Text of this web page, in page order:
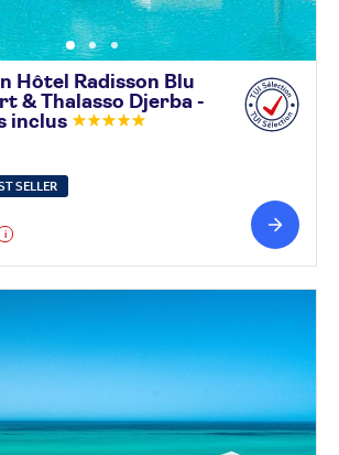
Hôtel Radisson Blu
& Thalasso Djerba -
inclus
SELLER